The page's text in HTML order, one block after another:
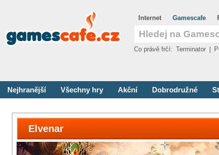
Nejhranější Všechny hry Akční Dobrodružné
Elvenar
Internet Gamescafe
Co právě frčí: Terminator